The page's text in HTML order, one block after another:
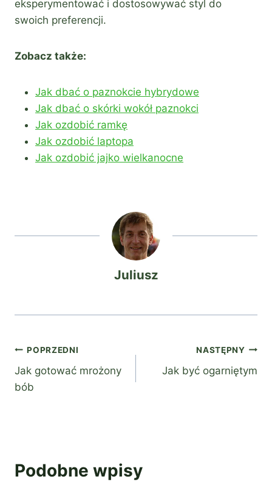
eksperymentować i dostosowywać styl do
swoich preferencji.
Zobacz także:
Jak dbać o paznokcie hybrydowe
Jak dbać o skórki wokół paznokci
Jak ozdobić ramkę
Jak ozdobić laptopa
Jak ozdobić jajko wielkanocne
Juliusz
Nawigacja
wpisu
POPRZEDNI
Jak gotować mrożony
bób
NASTĘPNY
Jak być ogarniętym
Podobne wpisy